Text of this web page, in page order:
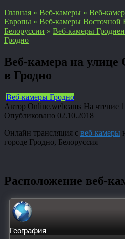
Главная » Веб-камеры » Веб-
Европы » Веб-камеры Восточной
Белоруссии » Веб-камеры
Гродно
Веб-камера на улице
в Гродно
Веб-камеры Гродно
Автор Online.webcams На чтение
Опубликовано 02.10.2018
Онлайн трансляция с веб-камеры
городе Гродно, Белоруссия
Расположение веб-
География